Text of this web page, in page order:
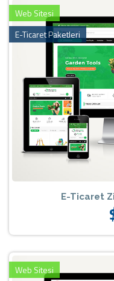
Web Sitesi
E-Ticaret Paketleri
E-Ticaret
Web Sitesi